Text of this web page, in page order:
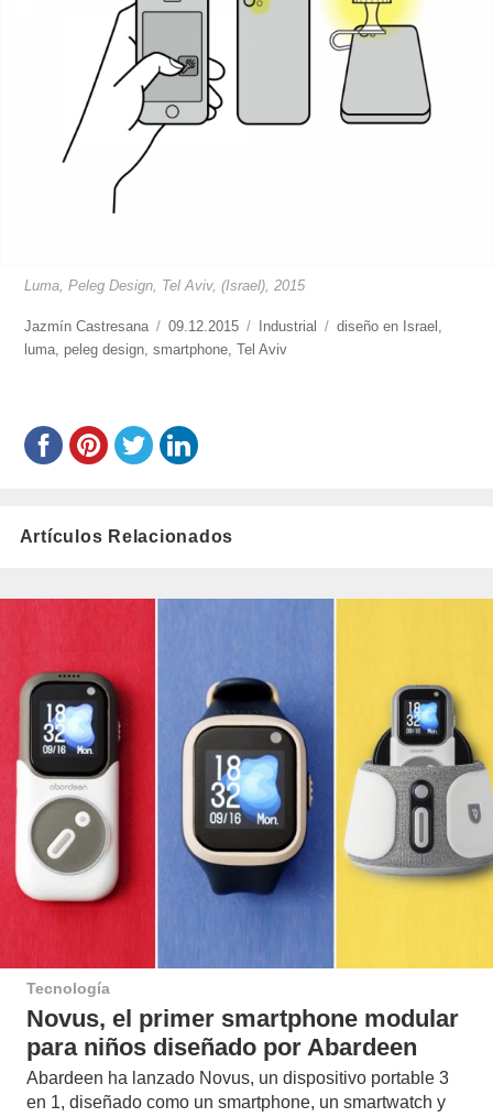
Luma, Peleg Design, Tel Aviv, (Israel), 2015
https://www.experimenta.es/author/jazmin-
castresana/
Jazmín Castresana
Publicado
el
09.12.2015 Categorías
Industrial Etiquetas
diseño en Israel
luma peleg design ,smartphone ,Tel Aviv
Artículos Relacionados
Tecnología
Novus, el primer smartphone modular
para niños diseñado por Abardeen
Abardeen ha lanzado Novus, un dispositivo portable 3
en 1, diseñado como un smartphone, un smartwatch y